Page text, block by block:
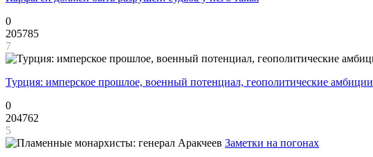
0
205785
7
Турция: имперское прошлое, военный потенциал, геополитические амбиции
0
204762
5
Заметки на погонах